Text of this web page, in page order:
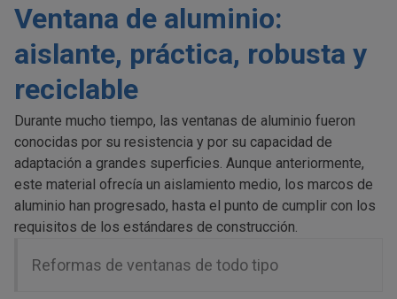
Ventana de aluminio:
aislante, práctica, robusta y
reciclable
Durante mucho tiempo, las ventanas de aluminio fueron
conocidas por su resistencia y por su capacidad de
adaptación a grandes superficies. Aunque anteriormente,
este material ofrecía un aislamiento medio, los marcos de
aluminio han progresado, hasta el punto de cumplir con los
requisitos de los estándares de construcción.
Reformas de ventanas de todo tipo